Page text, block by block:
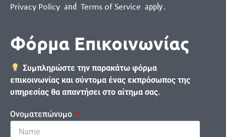
Privacy Policy and Terms of Service apply.
Φόρμα Επικοινωνίας
Συμπληρώστε την παρακάτω φόρμα
επικοινωνίας και σύντομα ένας εκπρόσωπος της
υπηρεσίας θα απαντήσει στο αίτημα σας.
Ονοματεπώνυμο